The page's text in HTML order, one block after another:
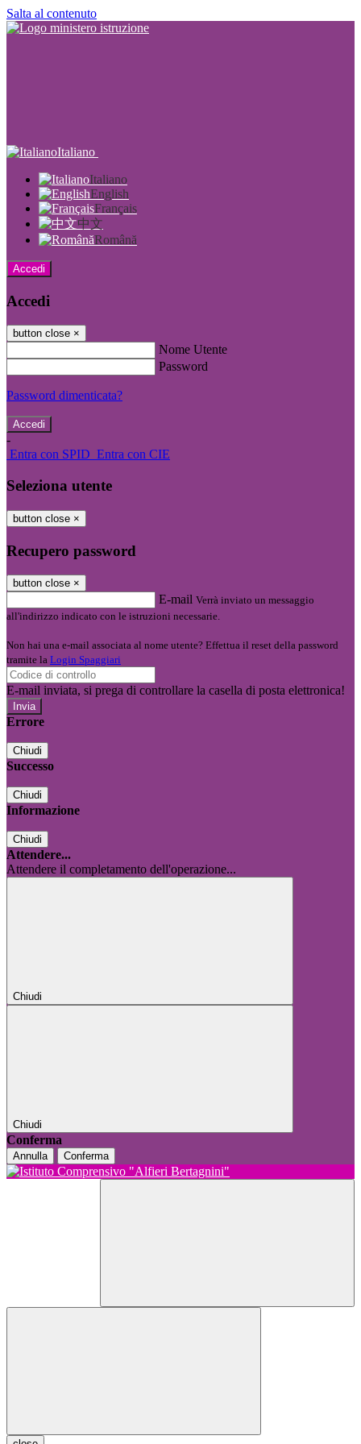
Salta al contenuto
Italiano
Italiano
English
Français
中文
Română
Accedi
Accedi
button close ×
Nome Utente
Password
Password dimenticata?
-
Entra con SPID Entra con CIE
Seleziona utente
button close ×
Recupero password
button close ×
E-mail Verrà inviato un messaggio
all'indirizzo indicato con le istruzioni necessarie.
Non hai una e-mail associata al nome utente? Effettua il reset della password
tramite la Login Spaggiari
E-mail inviata, si prega di controllare la casella di posta elettronica!
Errore
Chiudi
Successo
Chiudi
Informazione
Chiudi
Attendere...
Attendere il completamento dell'operazione...
Chiudi
Chiudi
Conferma
Annulla Conferma